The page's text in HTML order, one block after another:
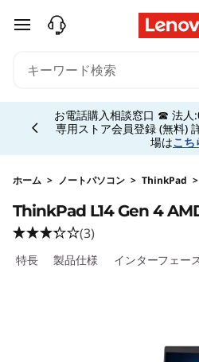
T
k
P
a
メインコンテンツにスキップす
お電話購入相談窓口 ☎ 法
専用ストア会員登録 (無料)
場はこち
Currently displaying item 5
ホーム > ノートパソコン > ThinkPad >
ThinkPad L14 Gen 4
(3)
特長 製品仕様 インターフェー